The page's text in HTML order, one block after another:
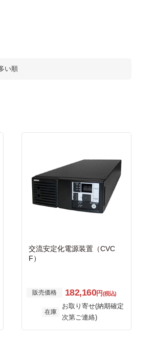
い順
交流安定化電源装置（CVC
F）
販売価格 182,160円(税込)
在庫
お取り寄せ(納期確定
次第ご連絡)